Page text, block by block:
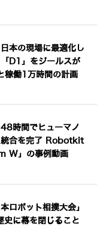
日本の現場に最適化し
D1」をジールスが
稼働1万時間の計画
時間でヒューマノ
統合を完了 Robotkit
W」の事例動画
ロボット相撲大会」
に幕を閉じること